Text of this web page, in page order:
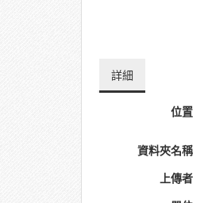
詳細
位置
資料夾名稱
上傳者